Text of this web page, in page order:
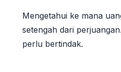
Mengetahui ke mana
setengah dari
perlu bertindak.